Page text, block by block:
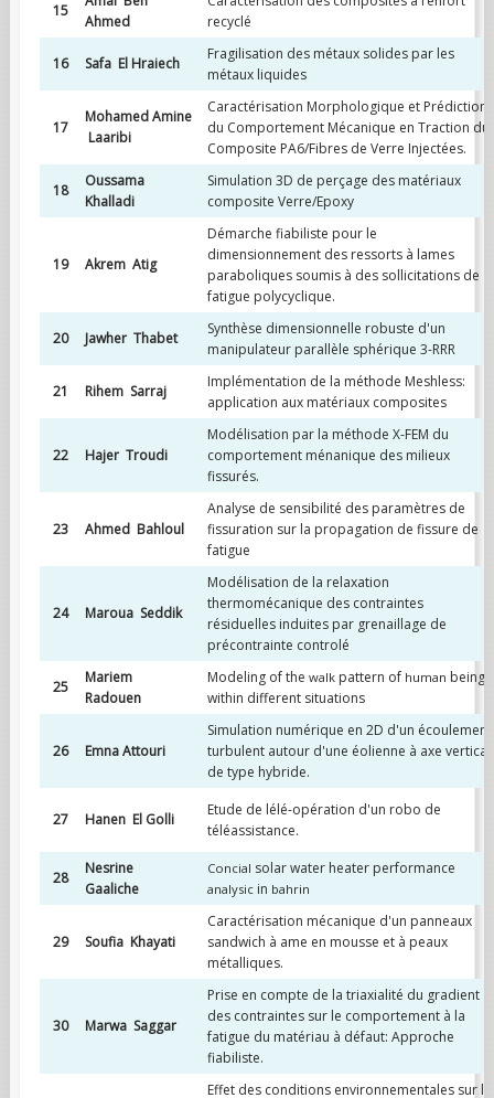
15
Ahmed
recyclé
16 Safa El Hraiech
Fragilisation des métaux solides par les
métaux liquides
17
Mohamed Amine
Laaribi
Caractérisation Morphologique et Prédiction
du Comportement Mécanique en Traction du
Composite PA6/Fibres de Verre Injectées.
18
Oussama
Khalladi
Simulation 3D de perçage des matériaux
composite Verre/Epoxy
19 Akrem Atig
Démarche fiabiliste pour le
dimensionnement des ressorts à lames
paraboliques soumis à des sollicitations de
fatigue polycyclique.
20 Jawher Thabet
Synthèse dimensionnelle robuste d'un
manipulateur parallèle sphérique 3-RRR
21 Rihem Sarraj
Implémentation de la méthode Meshless:
application aux matériaux composites
22 Hajer Troudi
Modélisation par la méthode X-FEM du
comportement ménanique des milieux
fissurés.
23 Ahmed Bahloul
Analyse de sensibilité des paramètres de
fissuration sur la propagation de fissure de
fatigue
24 Maroua Seddik
Modélisation de la relaxation
thermomécanique des contraintes
résiduelles induites par grenaillage de
précontrainte controlé
25
Mariem
Radouen
Modeling of the walkpattern of human being
within different situations
26 Emna Attouri
Simulation numérique en 2D d'un écoulement
turbulent autour d'une éolienne à axe vertical
de type hybride.
27 Hanen El Golli
Etude de lélé-opération d'un robo de
téléassistance.
28
Nesrine
Gaaliche
Concial solar water heater performance
analysicin bahrin
29 Soufia Khayati
Caractérisation mécanique d'un panneaux
sandwich à ame en mousse et à peaux
métalliques.
30 Marwa Saggar
Prise en compte de la triaxialité du gradient
des contraintes sur le comportement à la
fatigue du matériau à défaut: Approche
fiabiliste.
Effet des conditions environnementales sur le